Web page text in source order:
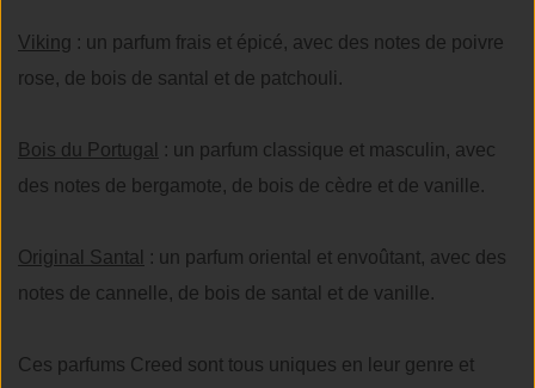
Viking : un parfum frais et épicé, avec des notes de poivre
rose, de bois de santal et de patchouli.
Bois du Portugal
: un parfum classique et masculin, avec
des notes de bergamote, de bois de cèdre et de vanille.
Original Santal
: un parfum oriental et envoûtant, avec des
notes de cannelle, de bois de santal et de vanille.
Ces parfums Creed sont tous uniques en leur genre et